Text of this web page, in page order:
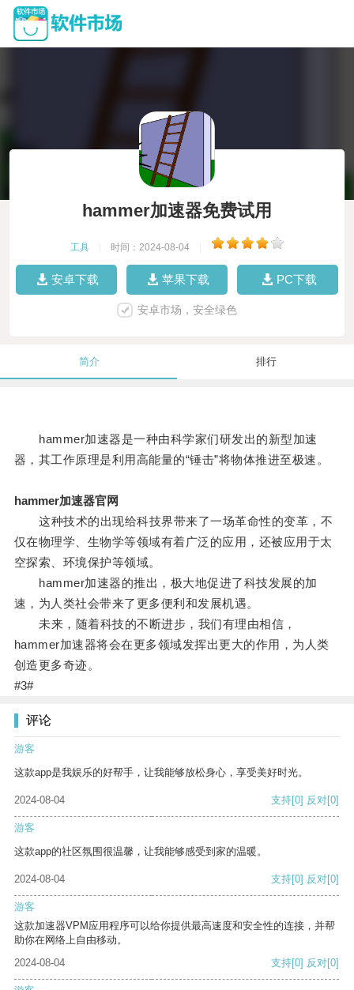
hammer加速器免费试用
工具 时间：2024-08-04
安卓下载 苹果下载 PC下载
安卓市场，安全绿色
简介 排行
hammer加速器是一种由科学家们研发出的新型加速
器，其工作原理是利用高能量的“锤击”将物体推进至极速。
hammer加速器官网
这种技术的出现给科技界带来了一场革命性的变革，不
仅在物理学、生物学等领域有着广泛的应用，还被应用于太
空探索、环境保护等领域。
hammer加速器的推出，极大地促进了科技发展的加
速，为人类社会带来了更多便利和发展机遇。
未来，随着科技的不断进步，我们有理由相信，
hammer加速器将会在更多领域发挥出更大的作用，为人类
创造更多奇迹。
#3#
评论
游客
这款app是我娱乐的好帮手，让我能够放松身心，享受美好时光。
2024-08-04 支持[0] 反对[0]
游客
这款app的社区氛围很温馨，让我能够感受到家的温暖。
2024-08-04 支持[0] 反对[0]
游客
这款加速器VPM应用程序可以给你提供最高速度和安全性的连接，并帮
助你在网络上自由移动。
2024-08-04
支持[0] 反对[0]